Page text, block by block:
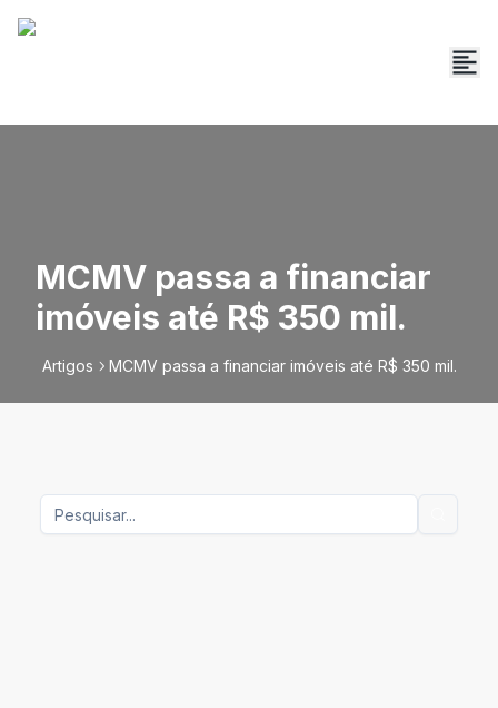
MCMV passa a financiar
imóveis até R$ 350 mil.
Artigos MCMV passa a financiar imóveis até R$ 350 mil.